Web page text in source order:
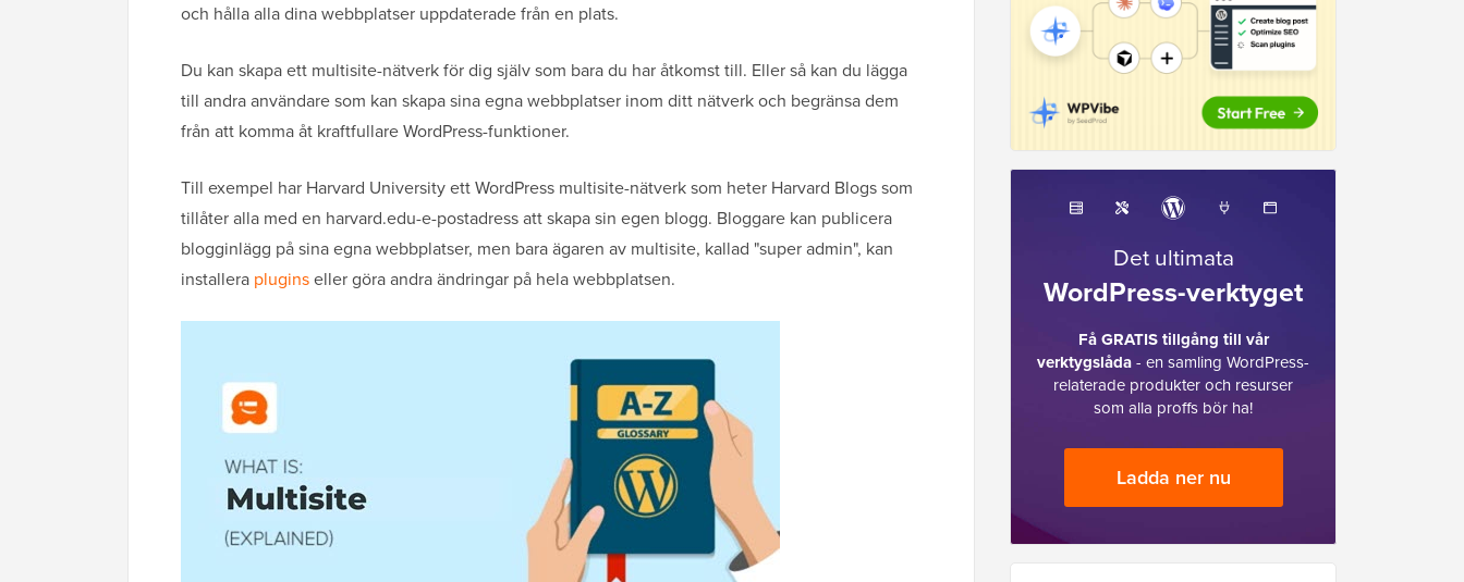
och hålla alla dina webbplatser uppdaterade från en plats.
Du kan skapa ett multisite-nätverk för dig själv som bara du har åtkomst till. Eller så kan du lägga
till andra användare som kan skapa sina egna webbplatser inom ditt nätverk och begränsa dem
från att komma åt kraftfullare WordPress-funktioner.
Till exempel har Harvard University ett WordPress multisite-nätverk som heter Harvard Blogs som
tillåter alla med en harvard.edu-e-postadress att skapa sin egen blogg. Bloggare kan publicera
blogginlägg på sina egna webbplatser, men bara ägaren av multisite, kallad "super admin", kan
installera pluginseller göra andra ändringar på hela webbplatsen.
Det ultimata
WordPress-verktyget
Få GRATIS tillgång till vår
verktygslåda- en samling WordPress-
relaterade produkter och resurser
som alla proffs bör ha!
Ladda ner nu